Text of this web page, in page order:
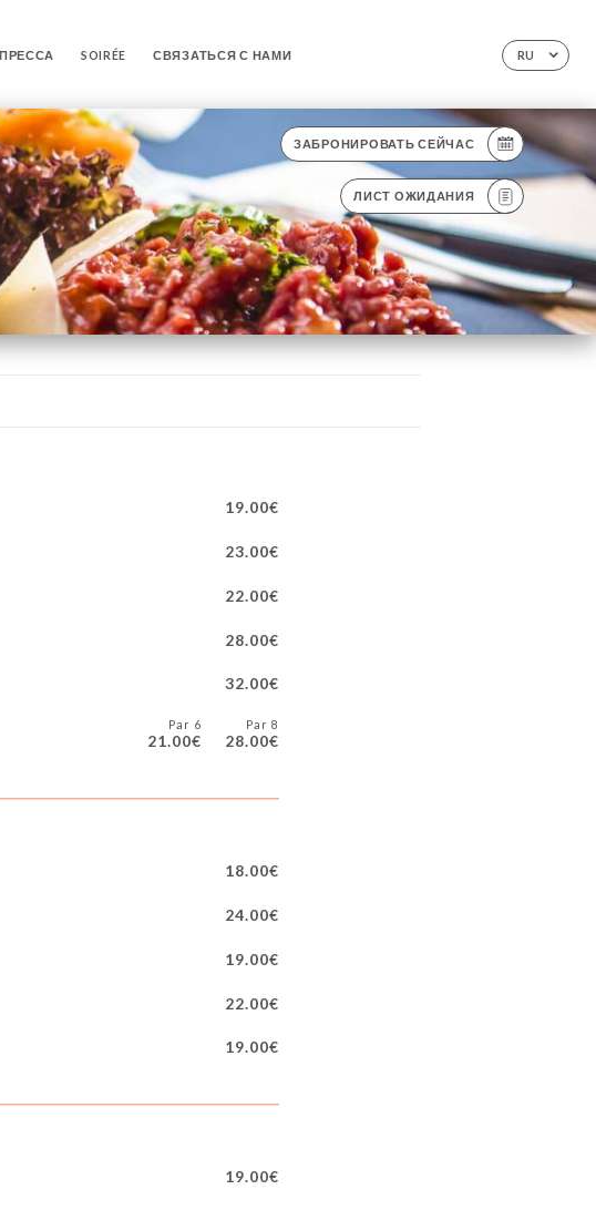
RU
ПРЕССА SOIRÉE СВЯЗАТЬСЯ С НАМИ
ЗАБРОНИРОВАТЬ СЕЙЧАС
ЛИСТ ОЖИДАНИЯ
19.00€
23.00€
22.00€
28.00€
32.00€
Par 6
21.00€
Par 8
28.00€
18.00€
24.00€
19.00€
22.00€
19.00€
19.00€